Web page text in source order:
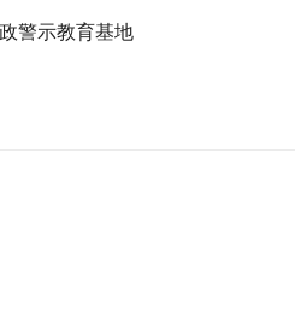
警示教育基地